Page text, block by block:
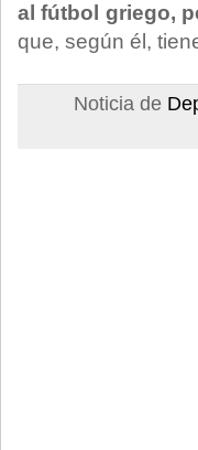
al fútbol griego,
que, según él,
Noticia de